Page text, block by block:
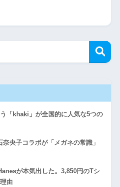
「khaki」が全国的に人気な5つの
央子コラボが「メガネの常識」
が本気出した。3,850円のTシ
由